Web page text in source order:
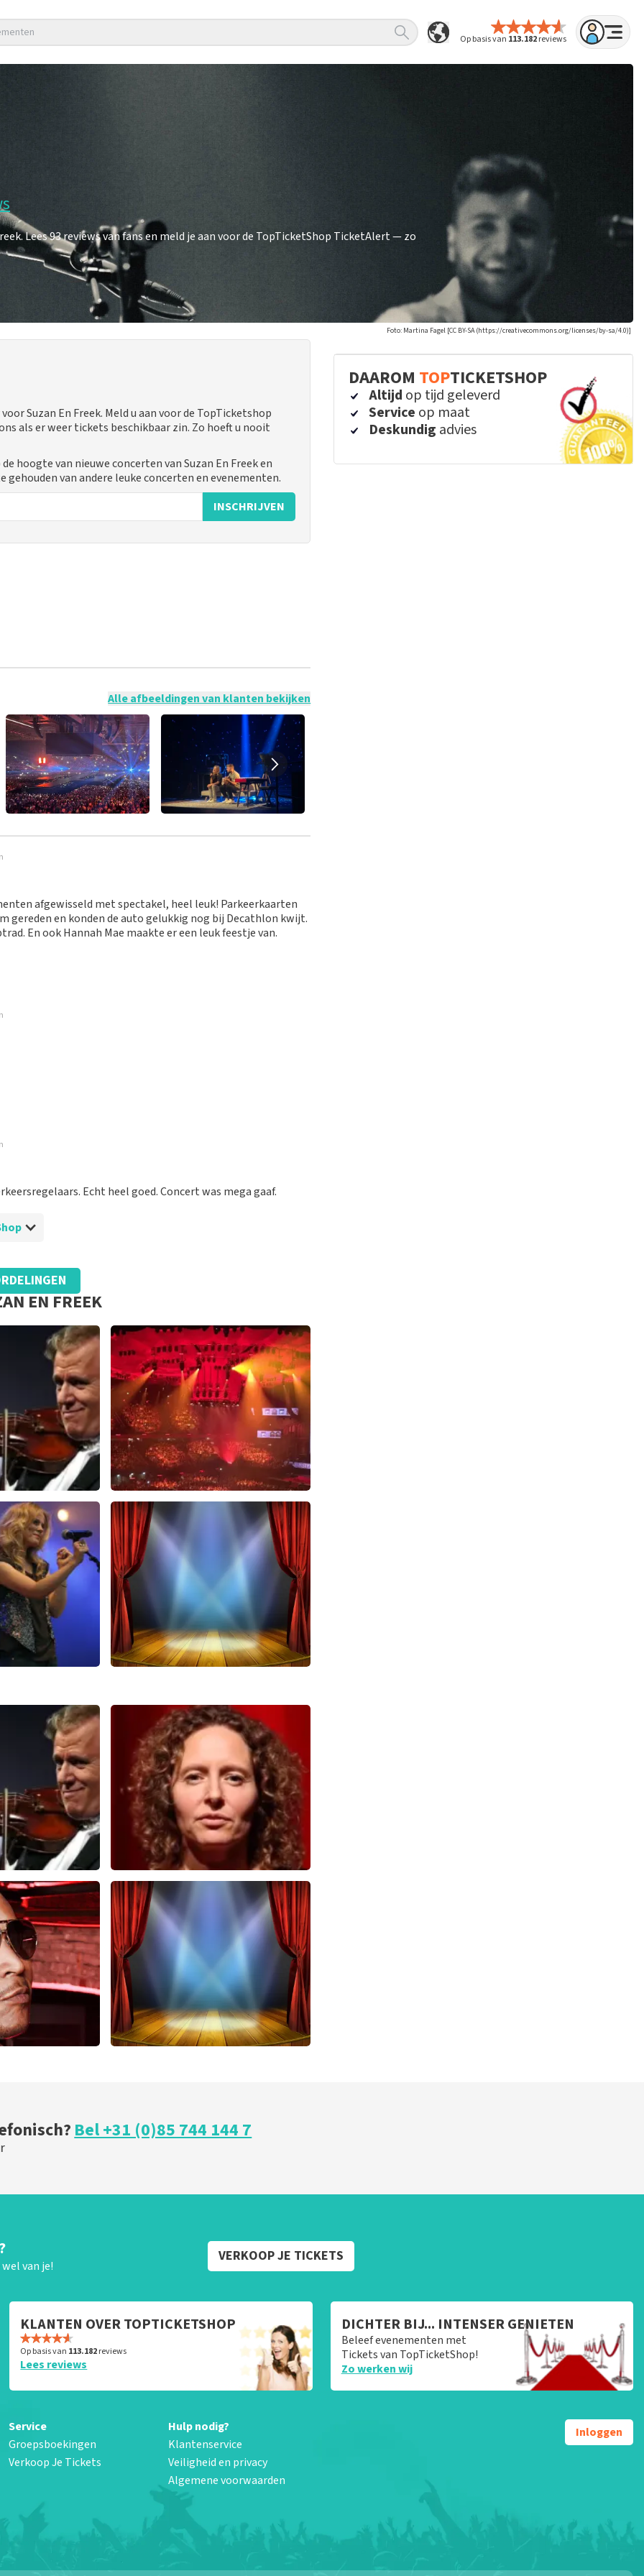
Op basis van 113.182reviews
Lees 93 reviews van fans en meld je aan voor de TopTicketShop TicketAlert — zo
Foto: Martina Fagel [CC BY-SA (https://creativecommons.org/licenses/by-sa/4.0)]
Suzan En Freek. Meld u aan voor de TopTicketshop
als er weer tickets beschikbaar zin. Zo hoeft u nooit
hoogte van nieuwe concerten van Suzan En Freek en
van andere leuke concerten en evenementen.
INSCHRIJVEN
om een review achter te laten als je geen tickets
Alle afbeeldingen van klanten bekijken
afgewisseld met spectakel, heel leuk! Parkeerkaarten
gereden en konden de auto gelukkig nog bij Decathlon kwijt.
En ook Hannah Mae maakte er een leuk feestje van.
Echt heel goed. Concert was mega gaaf.
EN FREEK
reviews
Vrienden Van Amstel Live
reviews
BEKIJKEN
reviews 2588+reviews
BEKIJKEN
Esther van der Voort
281laatste 30 minuten
BESTEL NU
DAAROM TOPTICKETSHOP
Altijd op tijd geleverd
Service op maat
Deskundig advies
Bel +31 (0)85 744 144 7
van je!
VERKOOP JE TICKETS
KLANTEN OVER TOPTICKETSHOP
Op basis van 113.182reviews
Lees reviews
DICHTER BIJ... INTENSER GENIETEN
Beleef evenementen met
Tickets van TopTicketShop!
Zo werken wij
Service
Groepsboekingen
Verkoop Je Tickets
Hulp nodig?
Klantenservice
Veiligheid en privacy
Algemene voorwaarden
Inloggen